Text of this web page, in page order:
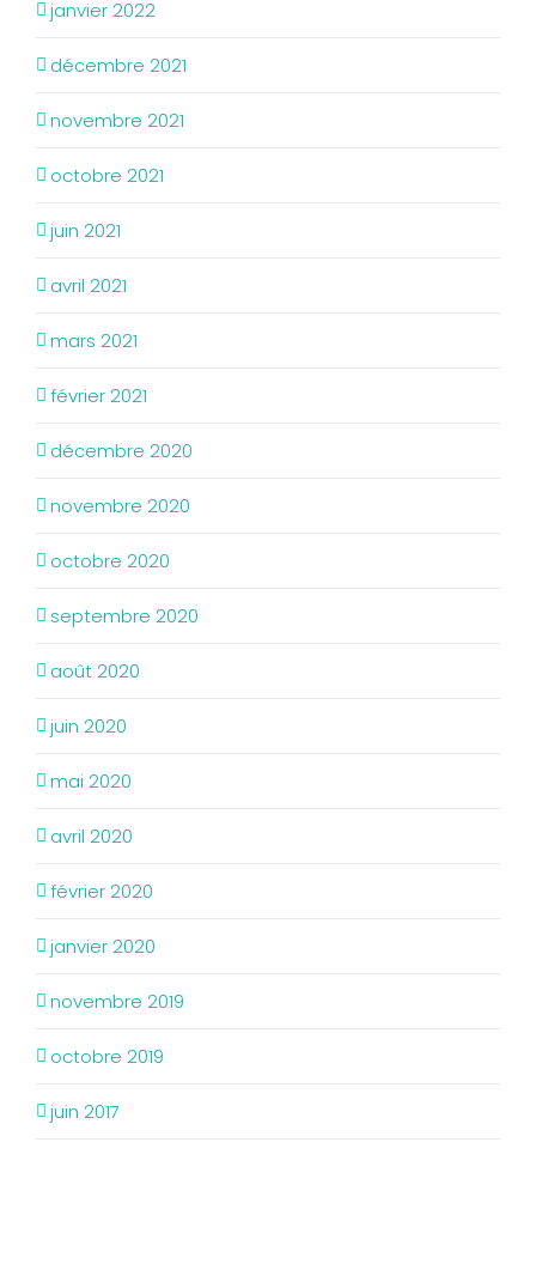
janvier 2022
décembre 2021
novembre 2021
octobre 2021
juin 2021
avril 2021
mars 2021
février 2021
décembre 2020
novembre 2020
octobre 2020
septembre 2020
août 2020
juin 2020
mai 2020
avril 2020
février 2020
janvier 2020
novembre 2019
octobre 2019
juin 2017